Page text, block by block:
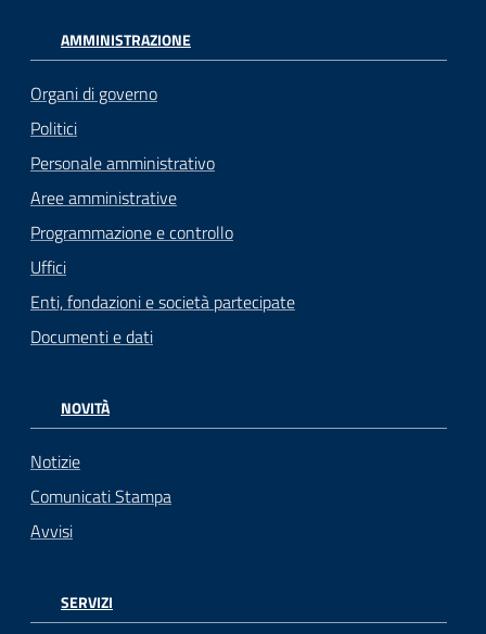
AMMINISTRAZIONE
Organi di governo
Politici
Personale amministrativo
Aree amministrative
Programmazione e controllo
Uffici
Enti, fondazioni e società partecipate
Documenti e dati
NOVITÀ
Notizie
Comunicati Stampa
Avvisi
SERVIZI